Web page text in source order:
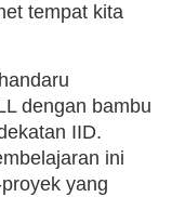
tempat kita
dengan bambu
IID.
ini
yang